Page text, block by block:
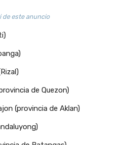
de este anuncio
de Quezon)
(provincia de Aklan)